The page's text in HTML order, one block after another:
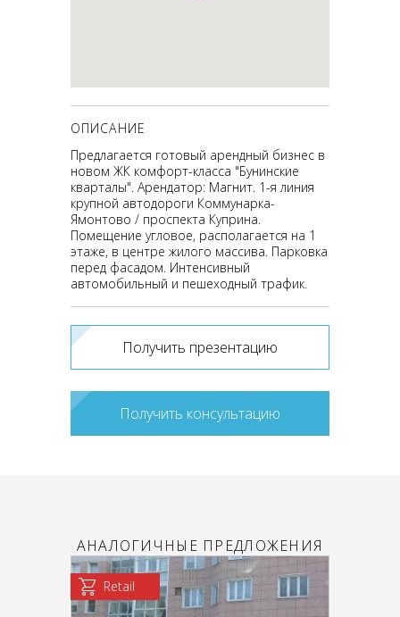
ОПИСАНИЕ
Предлагается готовый арендный бизнес в
новом ЖК комфорт-класса "Бунинские
кварталы". Арендатор: Магнит. 1-я линия
крупной автодороги Коммунарка-
Ямонтово / проспекта Куприна.
Помещение угловое, располагается на 1
этаже, в центре жилого массива. Парковка
перед фасадом. Интенсивный
автомобильный и пешеходный трафик.
Получить презентацию
Получить консультацию
АНАЛОГИЧНЫЕ ПРЕДЛОЖЕНИЯ
Retail